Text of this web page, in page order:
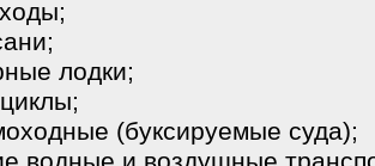
лодки;
(буксируемые суда);